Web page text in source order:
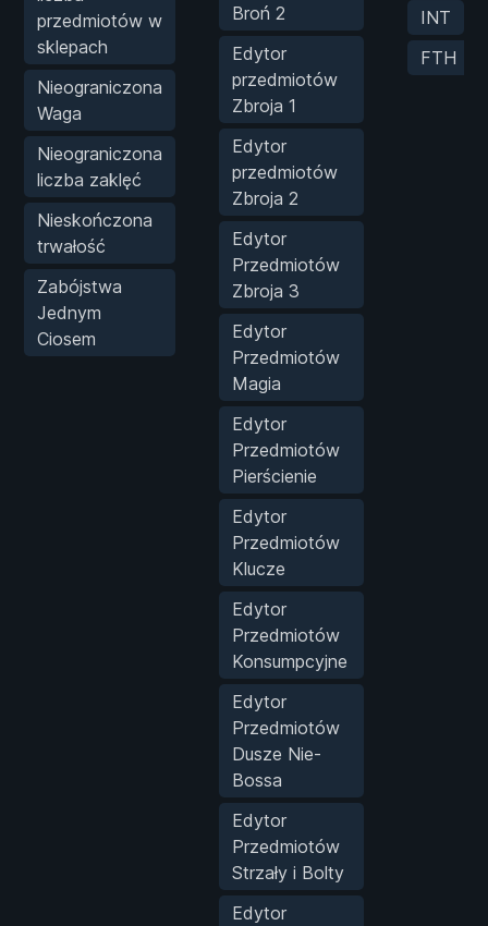
przedmiotów w
sklepach
Nieograniczona
Waga
Nieograniczona
liczba zaklęć
Nieskończona
trwałość
Zabójstwa
Jednym
Ciosem
Broń 2
Edytor
przedmiotów
Zbroja 1
Edytor
przedmiotów
Zbroja 2
Edytor
Przedmiotów
Zbroja 3
Edytor
Przedmiotów
Magia
Edytor
Przedmiotów
Pierścienie
Edytor
Przedmiotów
Klucze
Edytor
Przedmiotów
Konsumpcyjne
Edytor
Przedmiotów
Dusze Nie-
Bossa
Edytor
Przedmiotów
Strzały i Bolty
Edytor
INT
FTH